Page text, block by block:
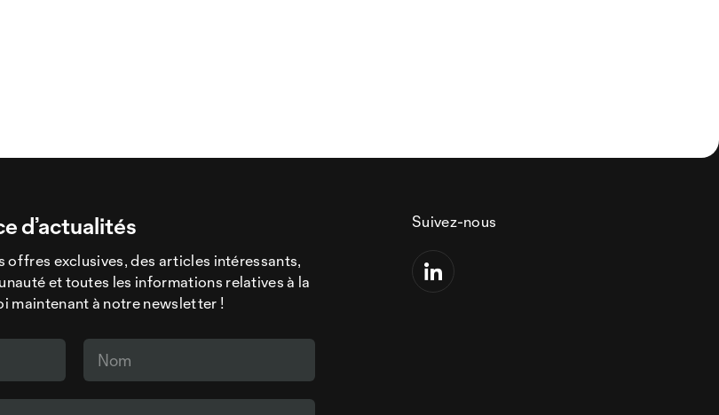
d’actualités
offres exclusives, des articles intéressants,
et toutes les informations relatives à la
maintenant à notre newsletter !
Suivez-nous